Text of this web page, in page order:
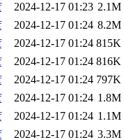
2024-12-17 01:23 2.1M
2024-12-17 01:24 8.2M
2024-12-17 01:24 815K
2024-12-17 01:24 816K
2024-12-17 01:24 797K
2024-12-17 01:24 1.8M
2024-12-17 01:24 1.1M
2024-12-17 01:24 3.3M